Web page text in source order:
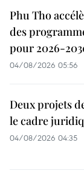
Phu Tho
des
pour 2026-
04/08/2026 05:56
Deux projets
le cadre
04/08/2026 04:35